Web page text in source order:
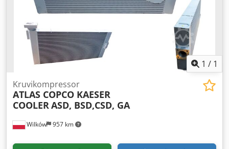
1 / 1
Wilków 957 km
Kruvikompressor
ATLAS COPCO KAESER
COOLERASD, BSD,CSD, GA